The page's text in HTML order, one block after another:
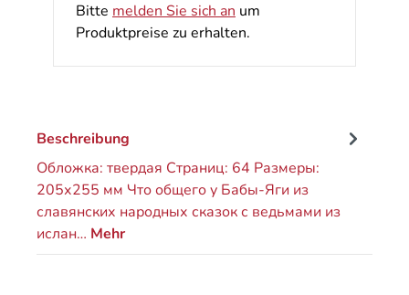
Bitte melden Sie sich an um
Produktpreise zu erhalten.
Beschreibung
Обложка: твердая Страниц: 64 Размеры:
205х255 мм Что общего у Бабы-Яги из
славянских народных сказок с ведьмами из
ислан… Mehr